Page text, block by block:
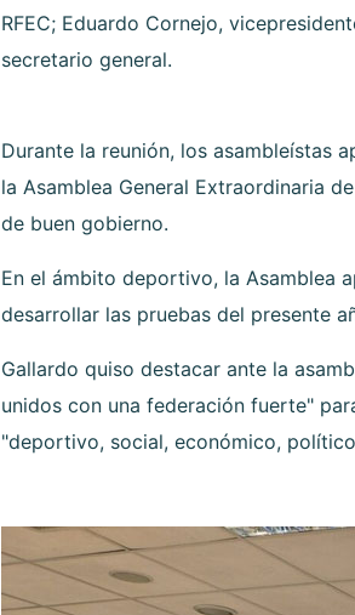
RFEC; Eduardo Cornejo,
secretario general.
Durante la reunión, los asambleístas
la Asamblea General Extraordinaria
de buen gobierno.
En el ámbito deportivo, la Asamblea
desarrollar las pruebas del presente
Gallardo quiso destacar ante la
unidos con una federación fuerte"
"deportivo, social, económico,